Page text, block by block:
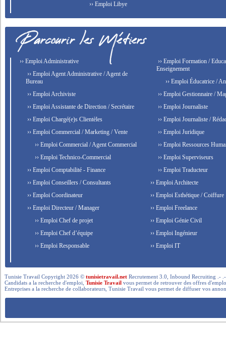
›› Emploi Libye
›› Emploi Administrative
›› Emploi Agent Administrative / Agent de
Bureau
›› Emploi Archiviste
›› Emploi Assistante de Direction / Secrétaire
›› Emploi Chargé(e)s Clientèles
›› Emploi Commercial / Marketing / Vente
›› Emploi Commercial / Agent Commercial
›› Emploi Technico-Commercial
›› Emploi Comptabilité - Finance
›› Emploi Conseillers / Consultants
›› Emploi Coordinateur
›› Emploi Directeur / Manager
›› Emploi Chef de projet
›› Emploi Chef d’équipe
›› Emploi Responsable
›› Emploi Formation /
Enseignement
›› Emploi Éducatrice /
›› Emploi Gestionnaire /
›› Emploi Journaliste
›› Emploi Journaliste /
›› Emploi Juridique
›› Emploi Ressources
›› Emploi Superviseurs
›› Emploi Traducteur
›› Emploi Architecte
›› Emploi Esthétique / Coiffure
›› Emploi Freelance
›› Emploi Génie Civil
›› Emploi Ingénieur
›› Emploi IT
Tunisie Travail Copyright 2026 ©tunisietravail.net Recrutement 3.0, Inbound Recruiting .-
Candidats a la recherche d'emploi,Tunisie Travail vous permet de retrouver des offres
Entreprises a la recherche de collaborateurs, Tunisie Travail vous permet de diffuser vos